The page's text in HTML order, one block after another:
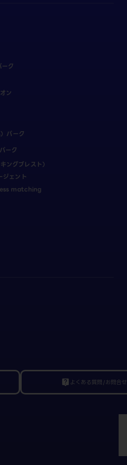
ク
ン
パーク
ーク
ングブレスト）
ジェント
matching
live_help よくある質問/お問合せ